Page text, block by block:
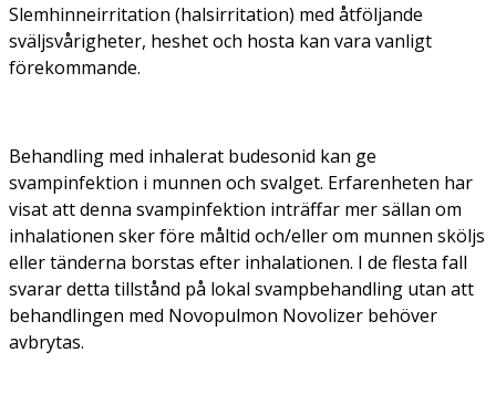
Slemhinneirritation (halsirritation) med åtföljande
sväljsvårigheter, heshet och hosta kan vara vanligt
förekommande.
Behandling med inhalerat budesonid kan ge
svampinfektion i munnen och svalget. Erfarenheten har
visat att denna svampinfektion inträffar mer sällan om
inhalationen sker före måltid och/eller om munnen sköljs
eller tänderna borstas efter inhalationen. I de flesta fall
svarar detta tillstånd på lokal svampbehandling utan att
behandlingen med Novopulmon Novolizer behöver
avbrytas.